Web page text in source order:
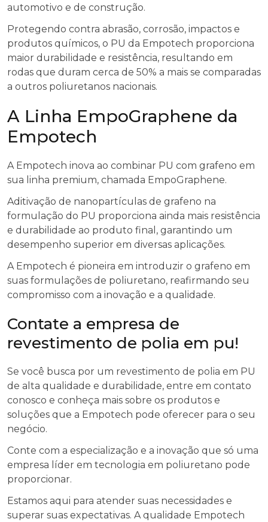
automotivo e de construção.
Protegendo contra abrasão, corrosão, impactos e
produtos químicos, o PU da Empotech proporciona
maior durabilidade e resistência, resultando em
rodas que duram cerca de 50% a mais se comparadas
a outros poliuretanos nacionais.
A Linha EmpoGraphene da
Empotech
A Empotech inova ao combinar PU com grafeno em
sua linha premium, chamada EmpoGraphene.
Aditivação de nanopartículas de grafeno na
formulação do PU proporciona ainda mais resistência
e durabilidade ao produto final, garantindo um
desempenho superior em diversas aplicações.
A Empotech é pioneira em introduzir o grafeno em
suas formulações de poliuretano, reafirmando seu
compromisso com a inovação e a qualidade.
Contate a empresa de
revestimento de polia em pu!
Se você busca por um revestimento de polia em PU
de alta qualidade e durabilidade, entre em contato
conosco e conheça mais sobre os produtos e
soluções que a Empotech pode oferecer para o seu
negócio.
Conte com a especialização e a inovação que só uma
empresa líder em tecnologia em poliuretano pode
proporcionar.
Estamos aqui para atender suas necessidades e
superar suas expectativas. A qualidade Empotech